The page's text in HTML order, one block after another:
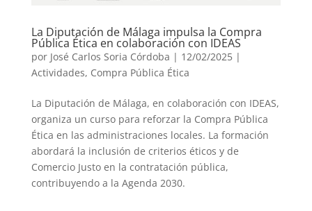
La Diputación de Málaga impulsa la Compra
Pública Ética en colaboración con IDEAS
por José Carlos Soria Córdoba | 12/02/2025 |
Actividades, Compra Pública Ética
La Diputación de Málaga, en colaboración con IDEAS,
organiza un curso para reforzar la Compra Pública
Ética en las administraciones locales. La formación
abordará la inclusión de criterios éticos y de
Comercio Justo en la contratación pública,
contribuyendo a la Agenda 2030.